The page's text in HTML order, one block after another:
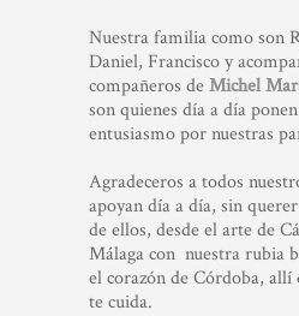
Nuestra familia como son
Daniel, Francisco y
compañeros deMichel
son quienes día a día
entusiasmo por nuestras
Agradeceros a todos
apoyan día a día, sin
de ellos, desde el arte de
Málaga con nuestra rubia
el corazón de Córdoba,
te cuida.